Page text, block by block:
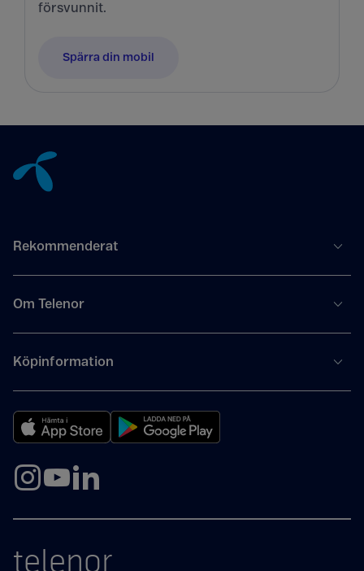
försvunnit.
Spärra din mobil
Rekommenderat
Om Telenor
Köpinformation
telenor